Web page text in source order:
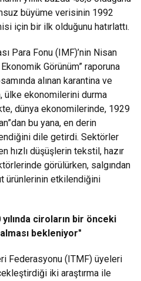
büyüme verisinin 1992
için bir ilk olduğunu hatırlattı.
Para Fonu (IMF)’nin Nisan
Ekonomik Görünüm” raporuna
alınan karantina ve
ekonomilerini durma
dünya ekonomilerinde, 1929
bu yana, en derin
dile getirdi. Sektörler
hızlı düşüşlerin tekstil, hazır
görülürken, salgından
ürünlerinin etkilendiğini
ciroların bir önceki
bekleniyor"
Federasyonu (ITMF) üyeleri
iki araştırma ile